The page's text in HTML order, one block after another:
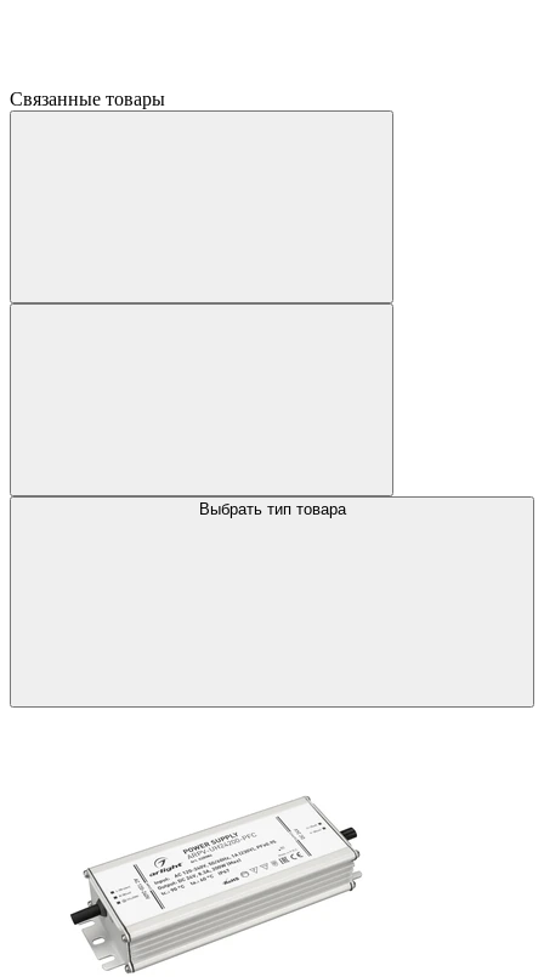
Связанные товары
Выбрать тип товара